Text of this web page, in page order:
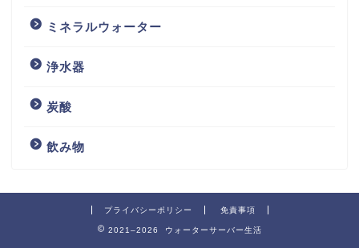
ミネラルウォーター
浄水器
炭酸
飲み物
プライバシーポリシー 免責事項
2021–2026 ウォーターサーバー生活